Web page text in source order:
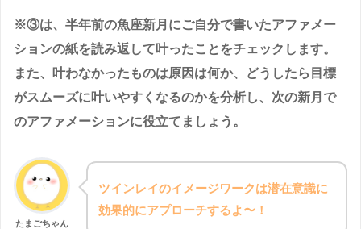
※③は、半年前の魚座新月にご自分で書いたアファメー
ションの紙を読み返して叶ったことをチェックします。
また、叶わなかったものは原因は何か、どうしたら目標
がスムーズに叶いやすくなるのかを分析し、次の新月で
のアファメーションに役立てましょう。
たまごちゃん
ツインレイのイメージワークは潜在意識に
効果的にアプローチするよ〜！